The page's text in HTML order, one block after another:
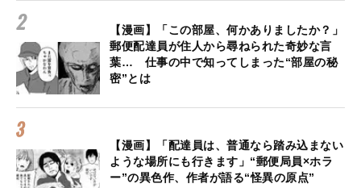
【漫画】「この部屋、何かありましたか？」
郵便配達員が住人から尋ねられた奇妙な言
葉… 仕事の中で知ってしまった“部屋の秘
密”とは
【漫画】「配達員は、普通なら踏み込まない
ような場所にも行きます」“郵便局員×ホラ
ー”の異色作、作者が語る“怪異の原点”